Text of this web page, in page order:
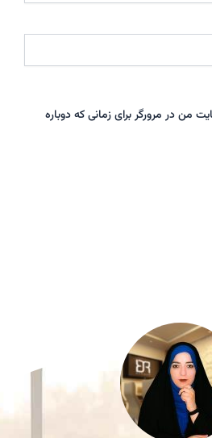
من در مرورگر برای زمانی که دوباره